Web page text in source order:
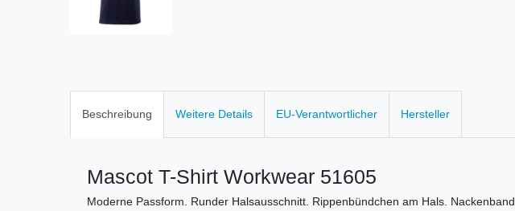
Beschreibung Weitere Details EU-Verantwortlicher Hersteller
Mascot T-Shirt Workwear 51605
Moderne Passform. Runder Halsausschnitt. Rippenbündchen am Hals. Nackenband.